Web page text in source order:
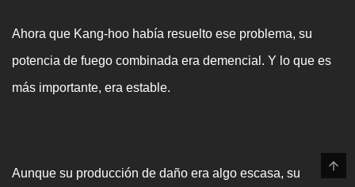
Ahora que Kang-hoo había resuelto ese problema, su
potencia de fuego combinada era demencial. Y lo que es
más importante, era estable.
Aunque su producción de daño era algo escasa, su